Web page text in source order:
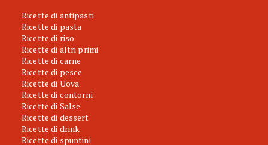
Ricette di antipasti
Ricette di pasta
Ricette di riso
Ricette di altri primi
Ricette di carne
Ricette di pesce
Ricette di Uova
Ricette di contorni
Ricette di Salse
Ricette di dessert
Ricette di drink
Ricette di spuntini